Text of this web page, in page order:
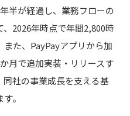
半が経過し、業務フローの
2026年時点で年間2,800時
た、PayPayアプリから加
月で追加実装・リリースす
社の事業成長を支える基
。